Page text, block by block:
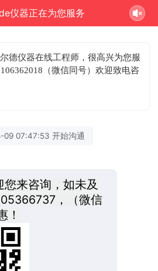
仪器正在为您服务
尔德仪器在线工程师，很高兴为您服
（微信同号）欢迎致电咨
09 07:47:53 开始沟通
来咨询，如未及
，（微信
！